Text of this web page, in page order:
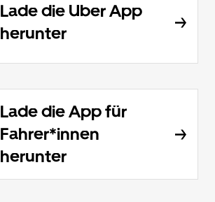
Lade die Uber App
herunter
Lade die App für
Fahrer*innen
herunter